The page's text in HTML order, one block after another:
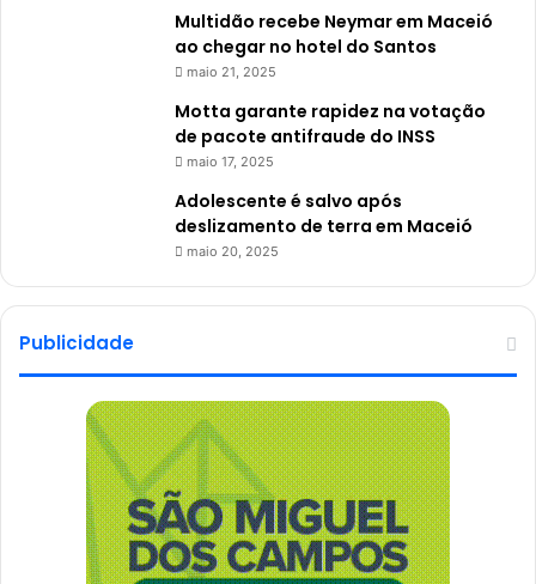
Multidão recebe Neymar em Maceió
ao chegar no hotel do Santos
maio 21, 2025
Motta garante rapidez na votação
de pacote antifraude do INSS
maio 17, 2025
Adolescente é salvo após
deslizamento de terra em Maceió
maio 20, 2025
Publicidade